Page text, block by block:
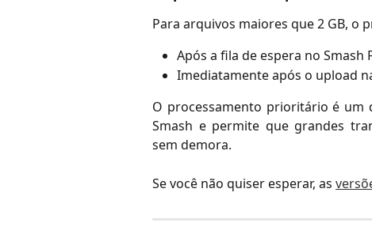
Para arquivos maiores que 2 GB, o
Após a fila de espera no Smash
Imediatamente após o upload
O processamento prioritário é um
Smash e permite que grandes
sem demora.
Se você não quiser esperar, as